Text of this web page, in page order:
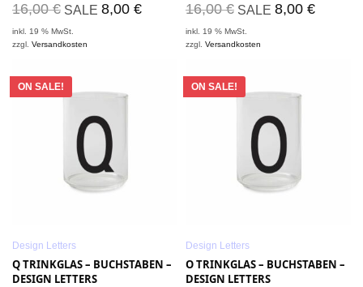
16,00€ SALE 8,00 €
inkl. 19 % MwSt.
zzgl.Versandkosten
16,00€ SALE 8,00 €
inkl. 19 % MwSt.
zzgl.Versandkosten
ON SALE!
Design Letters
Q TRINKGLAS – BUCHSTABEN –
DESIGN LETTERS
ON SALE!
Design Letters
O TRINKGLAS – BUCHSTABEN –
DESIGN LETTERS